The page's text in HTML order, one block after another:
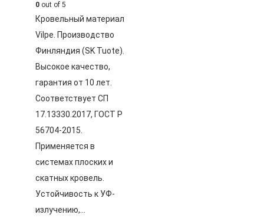
0 out of 5
Кровельный материал
Vilpe. Производство
Финляндия (SK Tuote).
Высокое качество,
гарантия от 10 лет.
Соответствует СП
17.13330.2017, ГОСТ Р
56704-2015.
Применяется в
системах плоских и
скатных кровель.
Устойчивость к УФ-
излучению,…